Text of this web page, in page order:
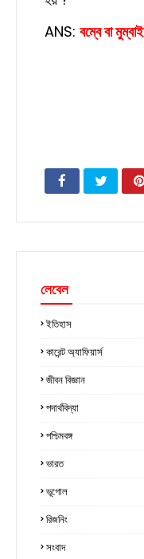
ANS: বম্বে বা মুম্বাই
লেবেল
ইতিহাস
কারেন্ট অ্যাফিয়ার্স
জীবন বিজ্ঞান
পদার্থবিদ্যা
পশ্চিমবঙ্গ
ভারত
ভূগোল
রিজনিং
সংবাদ